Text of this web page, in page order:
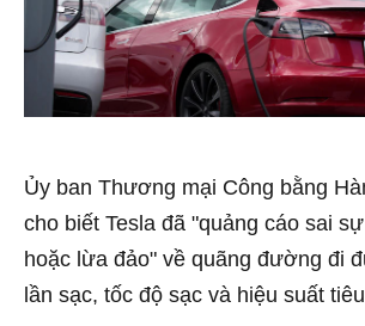
Ủy ban Thương mại Công bằng
cho biết Tesla đã "quảng cáo sai
hoặc lừa đảo" về quãng đường đi
lần sạc, tốc độ sạc và hiệu suất